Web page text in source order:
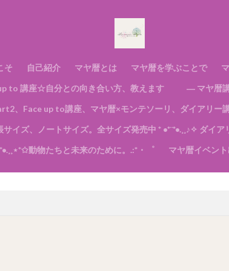
そ 自己紹介 マヤ暦とは マヤ暦を学ぶことで
to 講座☆自分との向き合い方、教えます ― マヤ暦
、Face up to講座、マヤ暦×モンテソーリ、ダイアリー
イズ、ノートサイズ。全サイズ発売中 * •*¨*•.¸¸♪✧ ダイ
動物たちと未来のために。.:*・゜ マヤ暦イベン